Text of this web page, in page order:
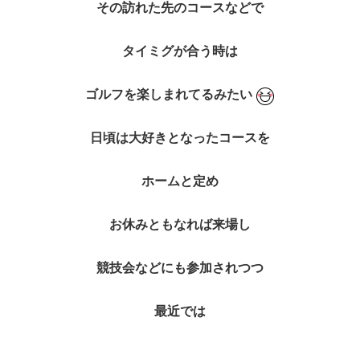
その訪れた先のコースなどで
タイミグが合う時は
ゴルフを楽しまれてるみたい
日頃は大好きとなったコースを
ホームと定め
お休みともなれば来場し
競技会などにも参加されつつ
最近では